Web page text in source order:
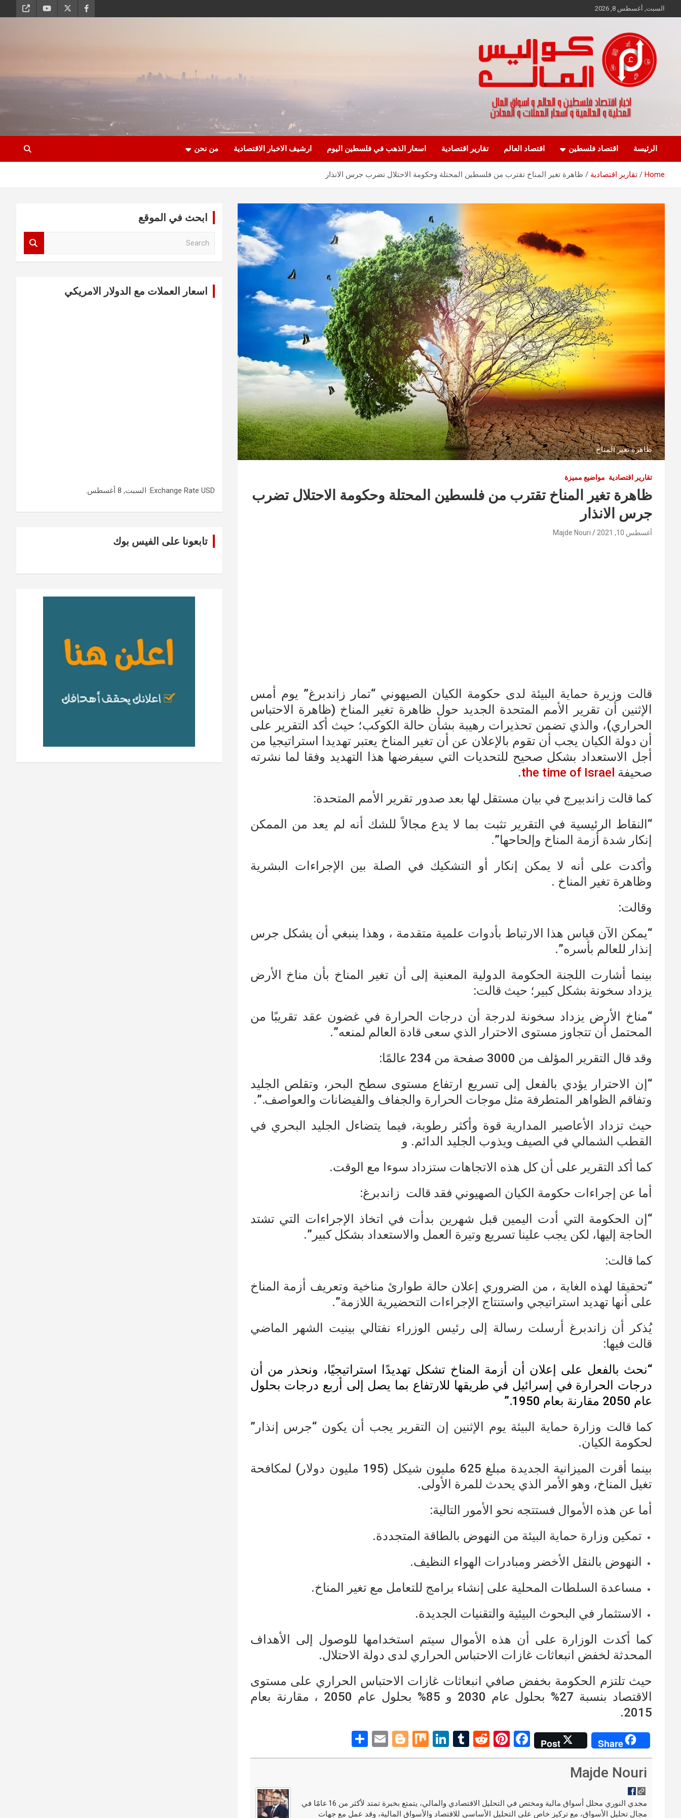
to
السبت, أغسطس 8, 2026
كواليس المال
الرئيسة اقتصاد فلسطين اقتصاد العالم تقارير اقتصادية اسعار الذهب في فلسطين اليوم ارشيف الاخبار الاقتصادية من نحن
Home تقارير اقتصادية ظاهرة تغير المناخ تقترب من فلسطين المحتلة وحكومة الاحتلال تضرب جرس الانذار
ظاهرة تغير المناخ
تقارير اقتصادية مواضيع مميزة
ظاهرة تغير المناخ تقترب من فلسطين المحتلة وحكومة الاحتلال تضرب
جرس الانذار
أغسطس 10, 2021 Majde Nouri
قالت وزيرة حماية البيئة لدى حكومة الكيان الصيهوني “تمار زاندبرغ” يوم أمس
الإثنين أن تقرير الأمم المتحدة الجديد حول ظاهرة تغير المناخ (ظاهرة الاحتباس
الحراري)، والذي تضمن تحذيرات رهيبة بشأن حالة الكوكب؛ حيث أكد التقرير على
أن دولة الكيان يجب أن تقوم بالإعلان عن أن تغير المناخ يعتبر تهديدا استراتيجيا من
أجل الاستعداد بشكل صحيح للتحديات التي سيفرضها هذا التهديد وفقا لما نشرته
صحيفة the time of Israel
.
كما قالت زاندبيرج في بيان مستقل لها بعد صدور تقرير الأمم المتحدة:
“النقاط الرئيسية في التقرير تثبت بما لا يدع مجالاً للشك أنه لم يعد من الممكن
إنكار شدة أزمة المناخ وإلحاحها”.
وأكدت على أنه لا يمكن إنكار أو التشكيك في الصلة بين الإجراءات البشرية
وظاهرة تغير المناخ .
وقالت:
“يمكن الآن قياس هذا الارتباط بأدوات علمية متقدمة ، وهذا ينبغي أن يشكل جرس
إنذار للعالم بأسره”.
بينما أشارت اللجنة الحكومة الدولية المعنية إلى أن تغير المناخ بأن مناخ الأرض
يزداد سخونة بشكل كبير؛ حيث قالت:
“مناخ الأرض يزداد سخونة لدرجة أن درجات الحرارة في غضون عقد تقريبًا من
المحتمل أن تتجاوز مستوى الاحترار الذي سعى قادة العالم لمنعه”.
وقد قال التقرير المؤلف من 3000 صفحة من 234 عالمًا:
“إن الاحترار يؤدي بالفعل إلى تسريع ارتفاع مستوى سطح البحر، وتقلص الجليد
وتفاقم الظواهر المتطرفة مثل موجات الحرارة والجفاف والفيضانات والعواصف.”.
حيث تزداد الأعاصير المدارية قوة وأكثر رطوبة، فيما يتضاءل الجليد البحري في
القطب الشمالي في الصيف ويذوب الجليد الدائم. و
كما أكد التقرير على أن كل هذه الاتجاهات ستزداد سوءا مع الوقت.
أما عن إجراءات حكومة الكيان الصهيوني فقد قالت زاندبرغ:
“إن الحكومة التي أدت اليمين قبل شهرين بدأت في اتخاذ الإجراءات التي تشتد
الحاجة إليها، لكن يجب علينا تسريع وتيرة العمل والاستعداد بشكل كبير”.
كما قالت:
“تحقيقا لهذه الغاية ، من الضروري إعلان حالة طوارئ مناخية وتعريف أزمة المناخ
على أنها تهديد استراتيجي واستنتاج الإجراءات التحضيرية اللازمة”.
يُذكر أن زاندبرغ أرسلت رسالة إلى رئيس الوزراء نفتالي بينيت الشهر الماضي
قالت فيها:
“نحث بالفعل على إعلان أن أزمة المناخ تشكل تهديدًا استراتيجيًا، ونحذر من أن
درجات الحرارة في إسرائيل في طريقها للارتفاع بما يصل إلى أربع درجات بحلول
عام 2050 مقارنة بعام 1950.”
كما قالت وزارة حماية البيئة يوم الإثنين إن التقرير يجب أن يكون “جرس إنذار”
لحكومة الكيان.
بينما أقرت الميزانية الجديدة مبلغ 625 مليون شيكل (195 مليون دولار) لمكافحة
تغيل المناخ، وهو الأمر الذي يحدث للمرة الأولى.
أما عن هذه الأموال فستتجه نحو الأمور التالية:
تمكين وزارة حماية البيئة من النهوض بالطاقة المتجددة.
النهوض بالنقل الأخضر ومبادرات الهواء النظيف.
مساعدة السلطات المحلية على إنشاء برامج للتعامل مع تغير المناخ.
الاستثمار في البحوث البيئية والتقنيات الجديدة.
كما أكدت الوزارة على أن هذه الأموال سيتم استخدامها للوصول إلى الأهداف
المحدثة لخفض انبعاثات غازات الاحتباس الحراري لدى دولة الاحتلال.
حيث تلتزم الحكومة بخفض صافي انبعاثات غازات الاحتباس الحراري على مستوى
الاقتصاد بنسبة 27% بحلول عام 2030 و 85% بحلول عام 2050 ، مقارنة بعام
2015.
Share
Post
F
a
o
Pi
nt
t
R
e
t
T
u
r
Li
n
n
M
ix
Bl
o
er
E
m
h
Majde Nouri
مجدي النوري محلل أسواق مالية ومختص في التحليل الاقتصادي والمالي، يتمتع بخبرة تمتد لأكثر من 16 عامًا في
مجال تحليل الأسواق، مع تركيز خاص على التحليل الأساسي للاقتصاد والأسواق المالية، وقد عمل مع جهات
ابحث في الموقع
اسعار العملات مع الدولار الامريكي
Exchange Rate USD : السبت, 8 أغسطس.
تابعونا على الفيس بوك